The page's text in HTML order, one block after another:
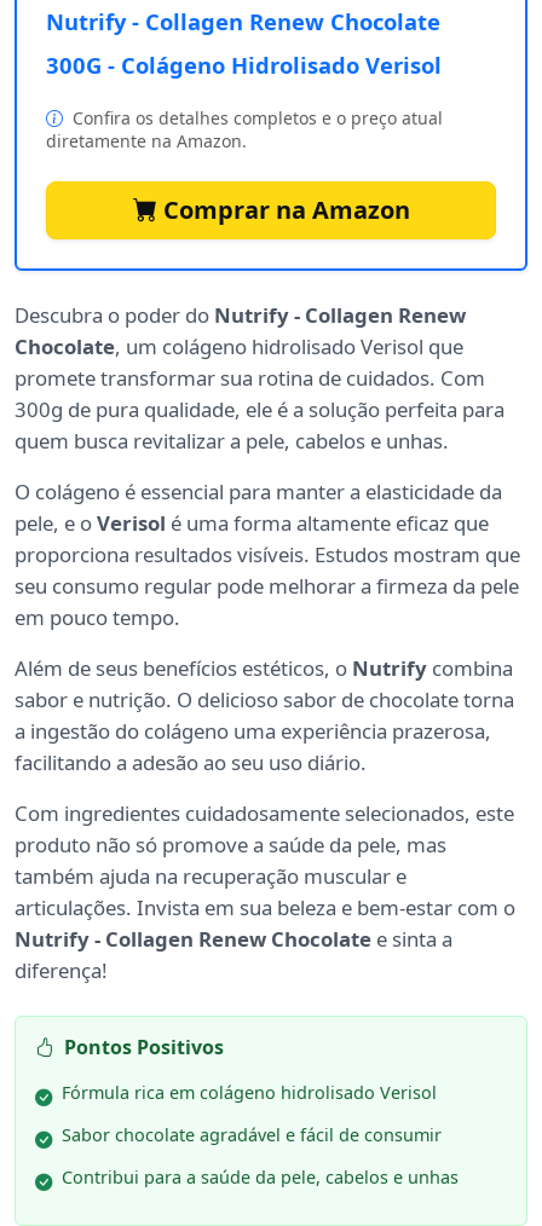
Nutrify - Collagen Renew Chocolate
300G - Colágeno Hidrolisado Verisol
Confira os detalhes completos e o preço atual
diretamente na Amazon.
Comprar na Amazon
Descubra o poder do Nutrify - Collagen Renew
Chocolate, um colágeno hidrolisado Verisol que
promete transformar sua rotina de cuidados. Com
300g de pura qualidade, ele é a solução perfeita para
quem busca revitalizar a pele, cabelos e unhas.
O colágeno é essencial para manter a elasticidade da
pele, e oVerisol é uma forma altamente eficaz que
proporciona resultados visíveis. Estudos mostram que
seu consumo regular pode melhorar a firmeza da pele
em pouco tempo.
Além de seus benefícios estéticos, o Nutrify combina
sabor e nutrição. O delicioso sabor de chocolate torna
a ingestão do colágeno uma experiência prazerosa,
facilitando a adesão ao seu uso diário.
Com ingredientes cuidadosamente selecionados, este
produto não só promove a saúde da pele, mas
também ajuda na recuperação muscular e
articulações. Invista em sua beleza e bem-estar com o
Nutrify - Collagen Renew Chocolate e sinta a
diferença!
Pontos Positivos
Fórmula rica em colágeno hidrolisado Verisol
Sabor chocolate agradável e fácil de consumir
Contribui para a saúde da pele, cabelos e unhas